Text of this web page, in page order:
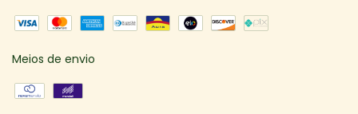
Meios de envio